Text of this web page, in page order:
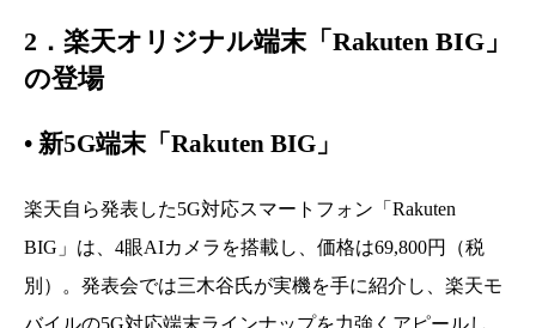
2．楽天オリジナル端末「Rakuten BIG」
の登場
• 新5G端末「Rakuten BIG」
楽天自ら発表した5G対応スマートフォン「Rakuten
BIG」は、4眼AIカメラを搭載し、価格は69,800円（税
別）。発表会では三木谷氏が実機を手に紹介し、楽天モ
バイルの5G対応端末ラインナップを力強くアピールし